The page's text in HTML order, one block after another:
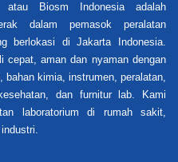
Biosm Indonesia adalah
dalam pemasok peralatan
berlokasi di Jakarta Indonesia.
cepat, aman dan nyaman dengan
bahan kimia, instrumen, peralatan,
dan furnitur lab. Kami
laboratorium di rumah sakit,